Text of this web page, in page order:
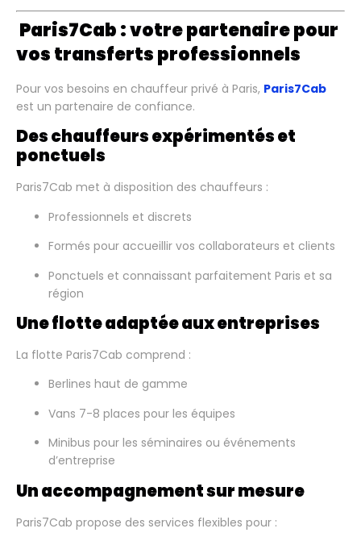
Paris7Cab : votre partenaire pour
vos transferts professionnels
Pour vos besoins en chauffeur privé à Paris, Paris7Cab
est un partenaire de confiance.
Des chauffeurs expérimentés et
ponctuels
Paris7Cab met à disposition des chauffeurs :
Professionnels et discrets
Formés pour accueillir vos collaborateurs et clients
Ponctuels et connaissant parfaitement Paris et sa
région
Une flotte adaptée aux entreprises
La flotte Paris7Cab comprend :
Berlines haut de gamme
Vans 7-8 places pour les équipes
Minibus pour les séminaires ou événements
d’entreprise
Un accompagnement sur mesure
Paris7Cab propose des services flexibles pour :